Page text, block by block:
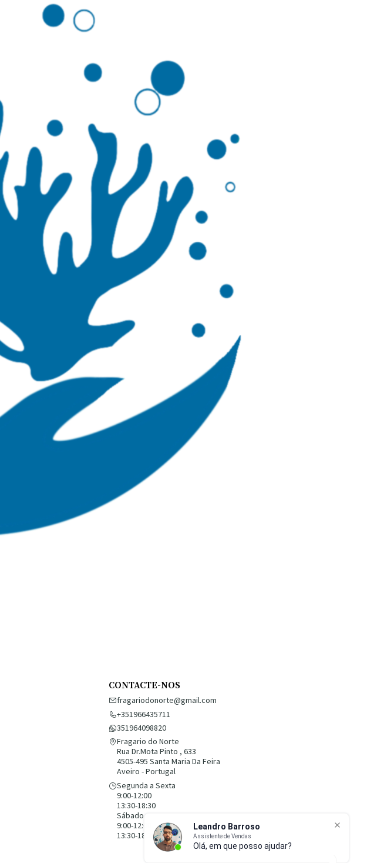
CONTACTE-NOS
fragariodonorte@gmail.com
+351966435711
351964098820
Fragario do Norte
Rua Dr.Mota Pinto , 633
4505-495 Santa Maria Da Feira
Aveiro - Portugal
Segunda a Sexta
9:00-12:00
13:30-18:30
Sábado
9:00-12:00
13:30-18:30